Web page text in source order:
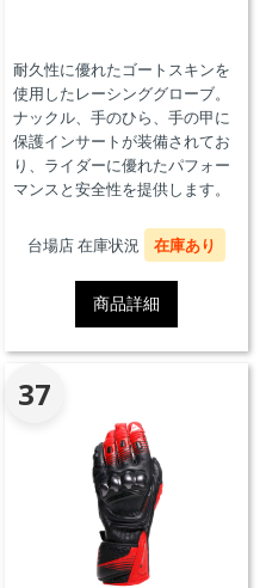
耐久性に優れたゴートスキンを
使用したレーシンググローブ。
ナックル、手のひら、手の甲に
保護インサートが装備されてお
り、ライダーに優れたパフォー
マンスと安全性を提供します。
台場店 在庫状況 在庫あり
商品詳細
37